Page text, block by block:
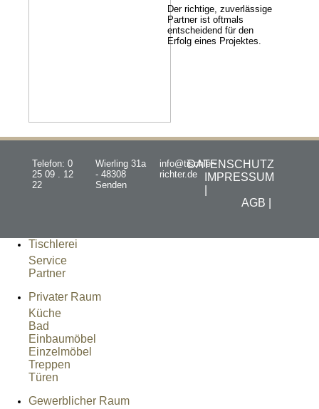
Der richtige, zuverlässige
Partner ist oftmals
entscheidend für den
Erfolg eines Projektes.
Telefon: 0
25 09 . 12
22
Wierling 31a
- 48308
Senden
info@tischler-
richter.de
DATENSCHUTZ
IMPRESSUM
AGB |
Tischlerei
Service
Partner
Privater Raum
Küche
Bad
Einbaumöbel
Einzelmöbel
Treppen
Türen
Gewerblicher Raum